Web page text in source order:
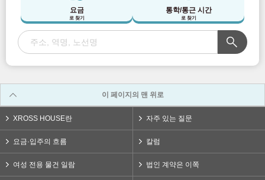
요금
로 찾기
통학/통근 시간
로 찾기
이 페이지의 맨 위로
XROSS HOUSE란 자주 있는 질문
요금·입주의 흐름 칼럼
여성 전용 물건 일람 법인 계약은 이쪽